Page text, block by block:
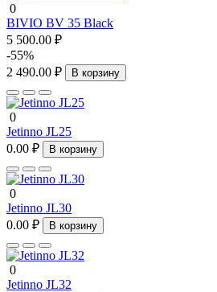
0
BIVIO BV 35 Black
5 500.00 ₽
-55%
2 490.00 ₽
В корзину
0
Jetinno JL25
0.00 ₽
В корзину
0
Jetinno JL30
0.00 ₽
В корзину
0
Jetinno JL32